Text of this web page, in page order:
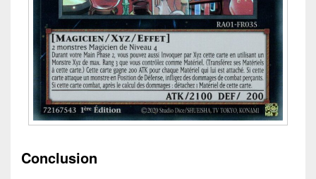
Conclusion